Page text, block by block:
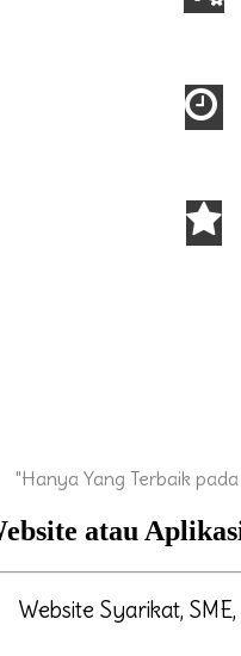
"Hanya Yang Terbaik
atau
Website Syarikat,